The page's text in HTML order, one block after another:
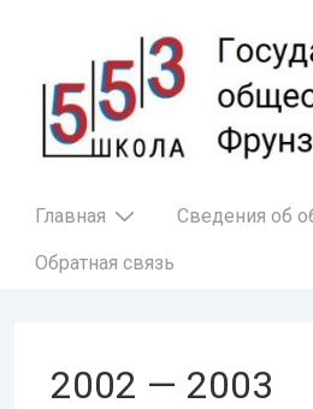
основному
содержимому
Основная
Главная Сведения об
Обратная связь
2002 — 2003